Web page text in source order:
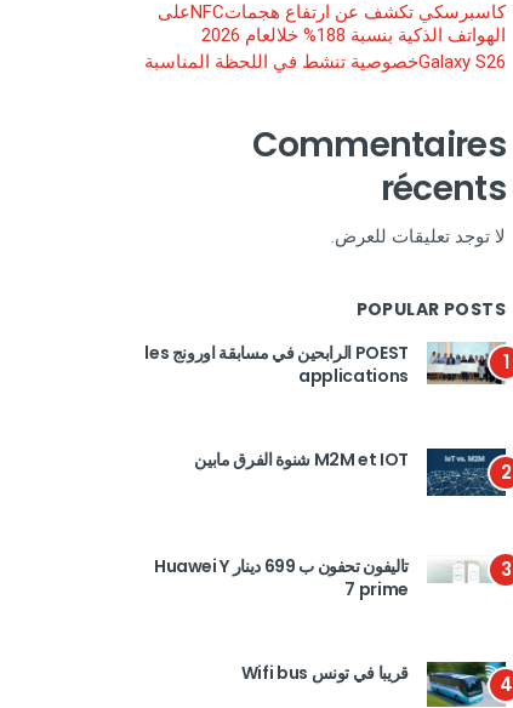
كاسبرسكي تكشف عن ارتفاع هجماتNFCعلى
الهواتف الذكية بنسبة 188% خلالعام 2026
Galaxy S26خصوصية تنشط في اللحظة المناسبة
Commentaires
récents
لا توجد تعليقات للعرض.
POPULAR POSTS
1
POEST الرابحين في مسابقة اورونج les
applications
2 M2M et IOT شنوة الفرق مابين
3
تاليفون تحفون ب 699 دينار Huawei Y
7 prime
4 قريبا في تونس Wifi bus